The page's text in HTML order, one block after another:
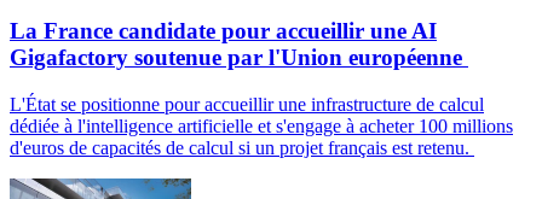
La France candidate pour accueillir une AI
Gigafactory soutenue par l'Union européenne
L'État se positionne pour accueillir une infrastructure de calcul
dédiée à l'intelligence artificielle et s'engage à acheter 100 millions
d'euros de capacités de calcul si un projet français est retenu.